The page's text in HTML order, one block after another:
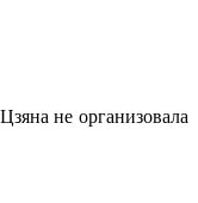
не организовала